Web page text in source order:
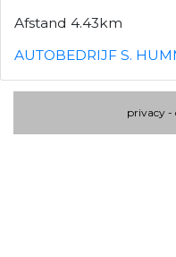
Afstand 4.43km
AUTOBEDRIJF S.
privacy -